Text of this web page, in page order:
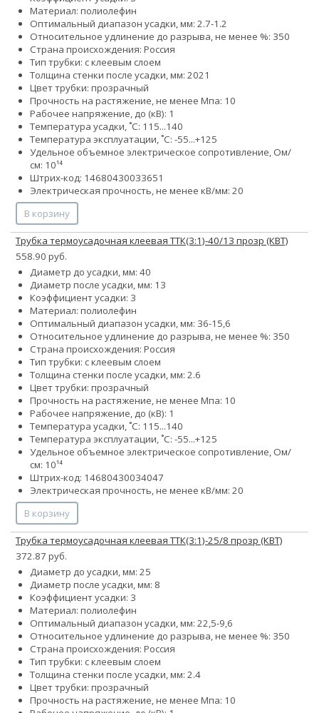
Материал: полиолефин
Оптимальный диапазон усадки, мм: 2.7-1.2
Относительное удлинение до разрыва, не менее %: 350
Страна происхождения: Россия
Тип трубки: с клеевым слоем
Толщина стенки после усадки, мм: 2021
Цвет трубки: прозрачный
Прочность на растяжение, не менее Мпа: 10
Рабочее напряжение, до (кВ): 1
Температура усадки, ˚С: 115...140
Температура эксплуатации, ˚С: -55...+125
Удельное объемное электрическое сопротивление, Ом/
см: 10¹⁴
Штрих-код: 14680430033651
Электрическая прочность, не менее кВ/мм: 20
В корзину
Трубка термоусадочная клеевая ТТК(3:1)-40/13 прозр (КВТ)
558.90 руб.
Диаметр до усадки, мм: 40
Диаметр после усадки, мм: 13
Коэффициент усадки: 3
Материал: полиолефин
Оптимальный диапазон усадки, мм: 36-15,6
Относительное удлинение до разрыва, не менее %: 350
Страна происхождения: Россия
Тип трубки: с клеевым слоем
Толщина стенки после усадки, мм: 2.6
Цвет трубки: прозрачный
Прочность на растяжение, не менее Мпа: 10
Рабочее напряжение, до (кВ): 1
Температура усадки, ˚С: 115...140
Температура эксплуатации, ˚С: -55...+125
Удельное объемное электрическое сопротивление, Ом/
см: 10¹⁴
Штрих-код: 14680430034047
Электрическая прочность, не менее кВ/мм: 20
В корзину
Трубка термоусадочная клеевая ТТК(3:1)-25/8 прозр (КВТ)
372.87 руб.
Диаметр до усадки, мм: 25
Диаметр после усадки, мм: 8
Коэффициент усадки: 3
Материал: полиолефин
Оптимальный диапазон усадки, мм: 22,5-9,6
Относительное удлинение до разрыва, не менее %: 350
Страна происхождения: Россия
Тип трубки: с клеевым слоем
Толщина стенки после усадки, мм: 2.4
Цвет трубки: прозрачный
Прочность на растяжение, не менее Мпа: 10